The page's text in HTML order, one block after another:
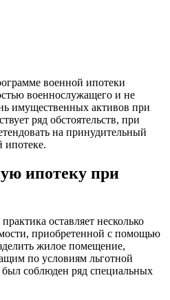
военной ипотеки
военнослужащего и не
имущественных активов при
ряд обстоятельств, при
на принудительный
ипотеке.
ипотеку при
оставляет несколько
приобретенной с помощью
жилое помещение,
по условиям льготной
соблюден ряд специальных